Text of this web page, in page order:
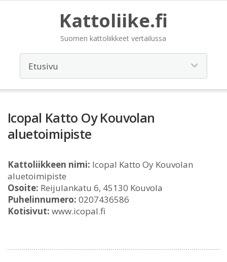
Kattoliike.fi
Suomen kattoliikkeet vertailussa
Icopal Katto Oy Kouvolan
aluetoimipiste
Kattoliikkeen nimi: Icopal Katto Oy Kouvolan
aluetoimipiste
Osoite: Reijulankatu 6, 45130 Kouvola
Puhelinnumero: 0207436586
Kotisivut: www.icopal.fi